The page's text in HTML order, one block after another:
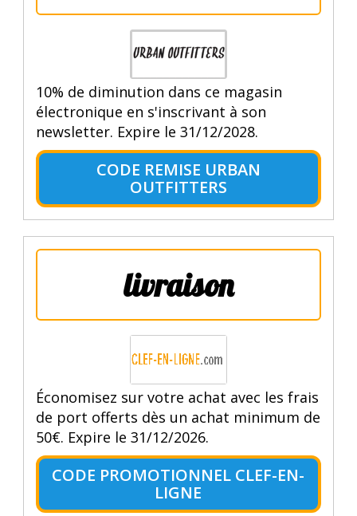
10% de diminution dans ce magasin
électronique en s'inscrivant à son
newsletter. Expire le 31/12/2028.
CODE REMISE URBAN
OUTFITTERS
livraison
Économisez sur votre achat avec les frais
de port offerts dès un achat minimum de
50€. Expire le 31/12/2026.
CODE PROMOTIONNEL CLEF-EN-
LIGNE